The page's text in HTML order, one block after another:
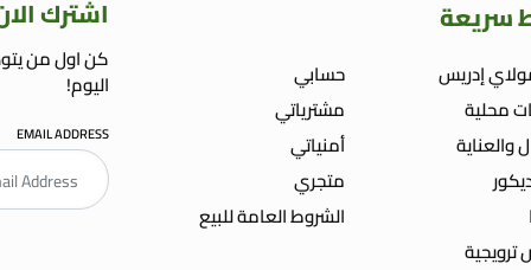
سريعة
إدريس
محلية
والعناية
حسابي
مشترياتي
أمنياتي
متجري
الشروط العامة للبيع
اشترك
كن اول من
اليوم!
EMAIL ADDRESS